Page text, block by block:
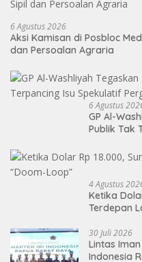
6 Agustus 2026
Aksi Kamisan di Posbloc
dan Persoalan Agraria
6 Agustus
GP Al-
Publik Tak
4 Agustus
Ketika
Terdepan
30 Juli 2026
Lintas
Indonesia